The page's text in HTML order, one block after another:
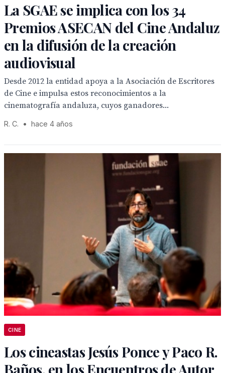
La SGAE se implica con los 34
Premios ASECAN del Cine Andaluz
en la difusión de la creación
audiovisual
Desde 2012 la entidad apoya a la Asociación de Escritores
de Cine e impulsa estos reconocimientos a la
cinematografía andaluza, cuyos ganadores...
R. C. • hace 4 años
CINE
Los cineastas Jesús Ponce y Paco R.
Baños, en los Encuentros de Autor